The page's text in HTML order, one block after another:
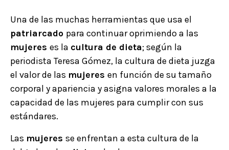
Una de las muchas herramientas que usa el
patriarcado para continuar oprimiendo a las
mujeres es la cultura de dieta; según la
periodista Teresa Gómez, la cultura de dieta juzga
el valor de las mujeres en función de su tamaño
corporal y apariencia y asigna valores morales a la
capacidad de las mujeres para cumplir con sus
estándares.
Las mujeres se enfrentan a esta cultura de la